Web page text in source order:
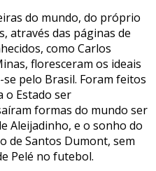
do mundo, do próprio
através das páginas de
como Carlos
floresceram os ideais
pelo Brasil. Foram feitos
o Estado ser
formas do mundo ser
Aleijadinho, e o sonho do
de Santos Dumont, sem
Pelé no futebol.